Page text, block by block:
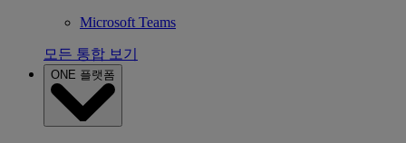
Microsoft Teams
모든 통합 보기
ONE 플랫폼